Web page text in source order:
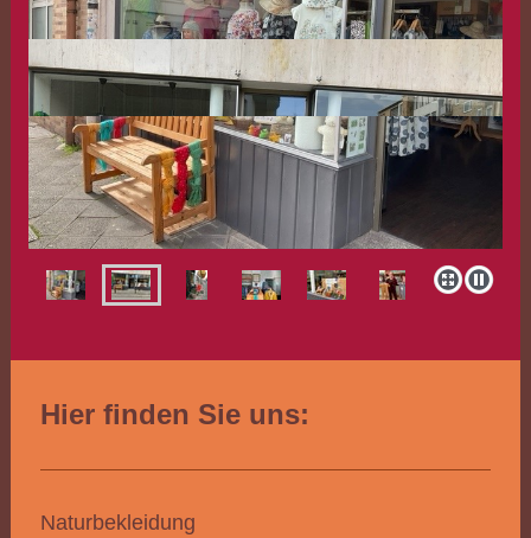
Hier finden Sie uns:
Naturbekleidung